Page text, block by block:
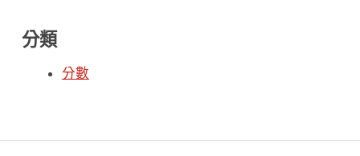
分類
分數